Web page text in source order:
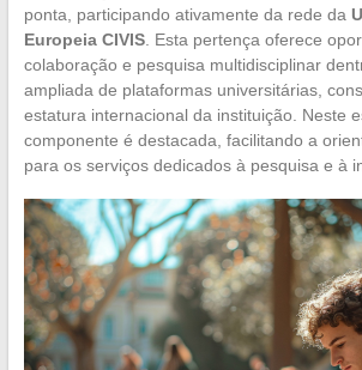
ponta, participando ativamente da rede da
Europeia CIVIS. Esta pertença oferece
colaboração e pesquisa multidisciplinar
ampliada de plataformas universitárias,
estatura internacional da instituição. Neste
componente é destacada, facilitando a
para os serviços dedicados à pesquisa e à